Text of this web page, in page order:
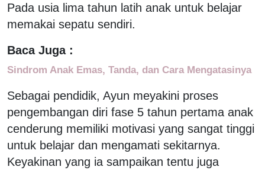
Pada usia lima tahun latih anak untuk belajar
memakai sepatu sendiri.
Baca Juga :
Sindrom Anak Emas, Tanda, dan Cara Mengatasinya
Sebagai pendidik, Ayun meyakini proses
pengembangan diri fase 5 tahun pertama anak
cenderung memiliki motivasi yang sangat tinggi
untuk belajar dan mengamati sekitarnya.
Keyakinan yang ia sampaikan tentu juga